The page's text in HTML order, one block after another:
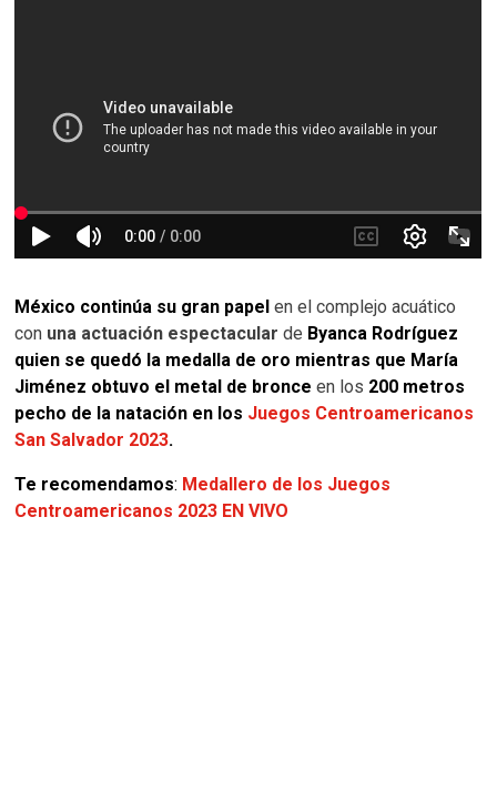
México continúa su gran papel en el complejo acuático
con una actuación espectacular de Byanca Rodríguez
quien se quedó la medalla de oro mientras que María
Jiménez obtuvo el metal de bronce en los 200 metros
pecho de la natación en los Juegos Centroamericanos
San Salvador 2023.
Te recomendamos: Medallero de los Juegos
Centroamericanos 2023 EN VIVO